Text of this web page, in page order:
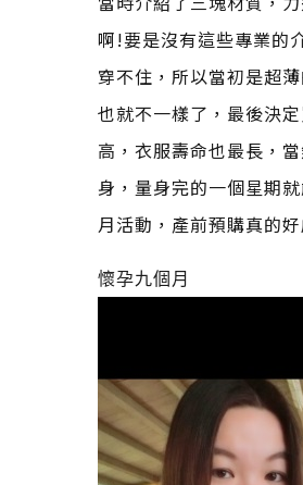
啊!要是沒有這些專業的
穿不住，所以當初是超
也就不一樣了，最後決
高，衣服壽命也最長，
身，量身完的一個星期
月活動，產前預購真的好
懷孕九個月